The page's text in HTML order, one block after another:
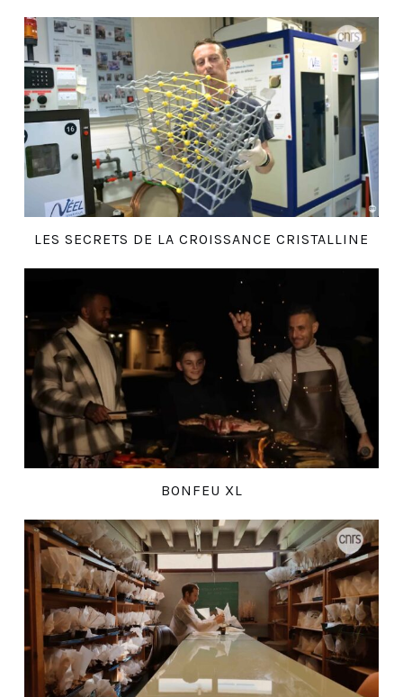
LES SECRETS DE LA CROISSANCE CRISTALLINE
BONFEU XL